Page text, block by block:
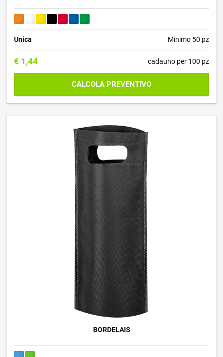
Unica Minimo 50 pz
€ 1,44 cadauno per 100 pz
CALCOLA PREVENTIVO
BORDELAIS